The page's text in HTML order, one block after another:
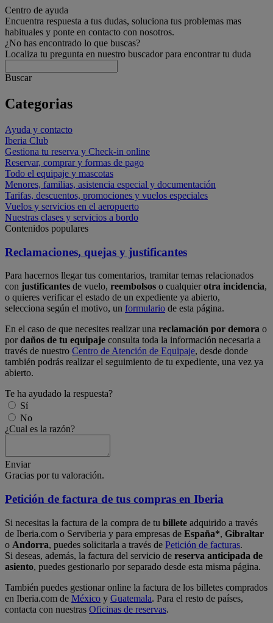
Centro de ayuda
Encuentra respuesta a tus dudas, soluciona tus problemas mas
habituales y ponte en contacto con nosotros.
¿No has encontrado lo que buscas?
Localiza tu pregunta en nuestro buscador para encontrar tu duda
Buscar
Categorias
Ayuda y contacto
Iberia Club
Gestiona tu reserva y Check-in online
Reservar, comprar y formas de pago
Todo el equipaje y mascotas
Menores, familias, asistencia especial y documentación
Tarifas, descuentos, promociones y vuelos especiales
Vuelos y servicios en el aeropuerto
Nuestras clases y servicios a bordo
Contenidos populares
Reclamaciones, quejas y justificantes
Para hacernos llegar tus comentarios, tramitar temas relacionados
con justificantes de vuelo, reembolsos o cualquierotra incidencia,
o quieres verificar el estado de un expediente ya abierto,
selecciona según el motivo, un formulario de esta página.
En el caso de que necesites realizar una reclamación por demora o
pordaños de tu equipaje consulta toda la información necesaria a
través de nuestro Centro de Atención de Equipaje, desde donde
también podrás realizar el seguimiento de tu expediente, una vez ya
abierto.
Te ha ayudado la respuesta?
Sí
No
¿Cual es la razón?
Enviar
Gracias por tu valoración.
Petición de factura de tus compras en Iberia
Si necesitas la factura de la compra de tu billete adquirido a través
de Iberia.com o Serviberia y para empresas de España*, Gibraltar
o Andorra, puedes solicitarla a través de Petición de facturas.
Si deseas, además, la factura del servicio de reserva anticipada de
asiento, puedes gestionarlo por separado desde esta misma página.
También puedes gestionar online la factura de los billetes comprados
en Iberia.com de México y Guatemala. Para el resto de países,
contacta con nuestras Oficinas de reservas.